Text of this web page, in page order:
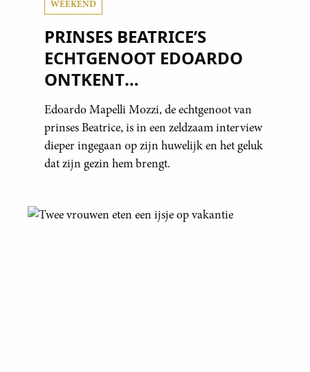
WEEKEND
PRINSES BEATRICE’S
ECHTGENOOT EDOARDO
ONTKENT
HUWELIJKSPROBLEMEN
Edoardo Mapelli Mozzi, de echtgenoot van
prinses Beatrice, is in een zeldzaam interview
dieper ingegaan op zijn huwelijk en het geluk
dat zijn gezin hem brengt.